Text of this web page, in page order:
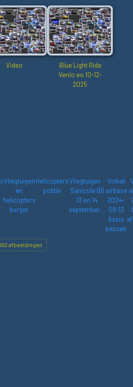
Video
Blue Light Ride
Venlo eo 10-12-
2025
Vliegtuigen
en
helicopters
burger
Helicopters
politie
Vliegtuigen -
Sanicole (B)
13 en 14
september…
Volkel
airbase
2024-
09-13
basis
bezoek
150 afbeeldingen